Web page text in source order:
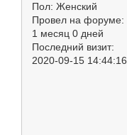
Пол: Женский
Провел на форуме:
1 месяц 0 дней
Последний визит:
2020-09-15 14:44:16